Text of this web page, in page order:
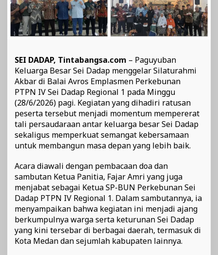
SEI DADAP, Tintabangsa.com – Paguyuban
Keluarga Besar Sei Dadap menggelar Silaturahmi
Akbar di Balai Avros Emplasmen Perkebunan
PTPN IV Sei Dadap Regional 1 pada Minggu
(28/6/2026) pagi. Kegiatan yang dihadiri ratusan
peserta tersebut menjadi momentum mempererat
tali persaudaraan antar keluarga besar Sei Dadap
sekaligus memperkuat semangat kebersamaan
untuk membangun masa depan yang lebih baik.
Acara diawali dengan pembacaan doa dan
sambutan Ketua Panitia, Fajar Amri yang juga
menjabat sebagai Ketua SP-BUN Perkebunan Sei
Dadap PTPN IV Regional 1. Dalam sambutannya, ia
menyampaikan bahwa kegiatan ini menjadi ajang
berkumpulnya warga serta keturunan Sei Dadap
yang kini tersebar di berbagai daerah, termasuk di
Kota Medan dan sejumlah kabupaten lainnya.